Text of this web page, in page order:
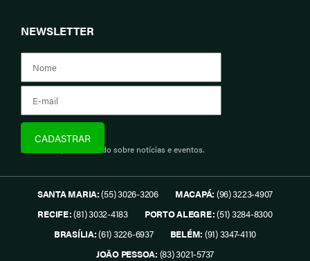
NEWSLETTER
Assine e fique informado sobre notícias e eventos.
SANTA MARIA:(55) 3026-3206 MACAPÁ: (96) 3223-4907
RECIFE:(81) 3032-4183 PORTO ALEGRE:(51) 3284-8300
BRASÍLIA:(61) 3226-6937 BELÉM: (91) 3347-4110
JOÃO PESSOA: (83) 3021-5737